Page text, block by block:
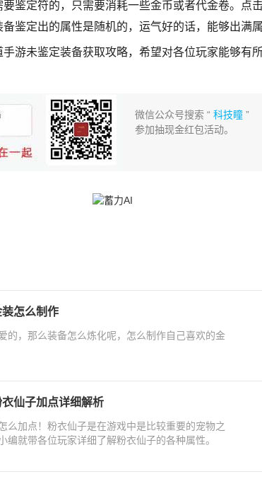
定符的，只需要消耗一些金币或者代金卷。点
鉴定出的属性是随机的，运气好的话，能够出满属
未鉴定装备获取攻略，希望对各位玩家能够有所
微信公众号搜索 “科技瞳 ”
参加抽现金红包活动。
怎么制作
的，那么装备怎么炼化呢，怎么制作自己喜欢的金
仙子加点详细解析
么加点！粉衣仙子是在游戏中是比较重要的宠物之
就带各位玩家详细了解粉衣仙子的各种属性。